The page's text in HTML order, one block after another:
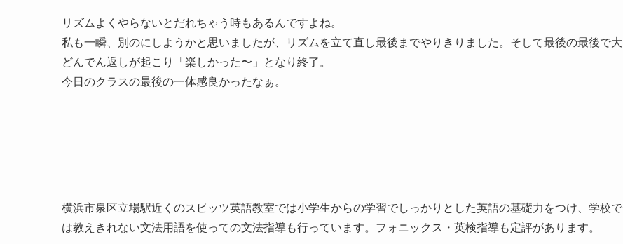
リズムよくやらないとだれちゃう時もあるんですよね。
私も一瞬、別のにしようかと思いましたが、リズムを立て直し最後までやりきりました。そして最後の最後で大
どんでん返しが起こり「楽しかった〜」となり終了。
今日のクラスの最後の一体感良かったなぁ。
横浜市泉区立場駅近くのスピッツ英語教室では小学生からの学習でしっかりとした英語の基礎力をつけ、学校で
は教えきれない文法用語を使っての文法指導も行っています。フォニックス・英検指導も定評があります。